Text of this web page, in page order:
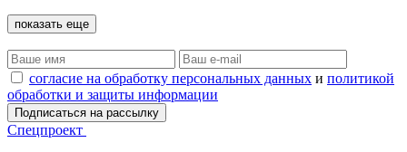
показать еще
согласие на обработку персональных данных и политикой
обработки и защиты информации
Спецпроект